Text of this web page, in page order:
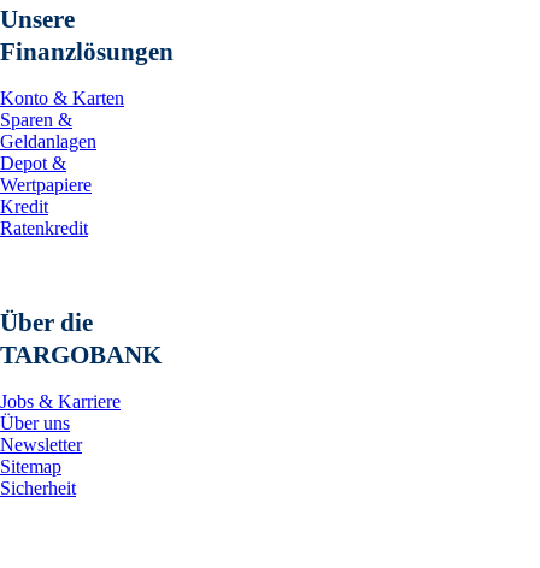
Unsere
Finanzlösungen
Konto & Karten
Sparen &
Geldanlagen
Depot &
Wertpapiere
Kredit
Ratenkredit
Über die
TARGOBANK
Jobs & Karriere
Über uns
Newsletter
Sitemap
Sicherheit